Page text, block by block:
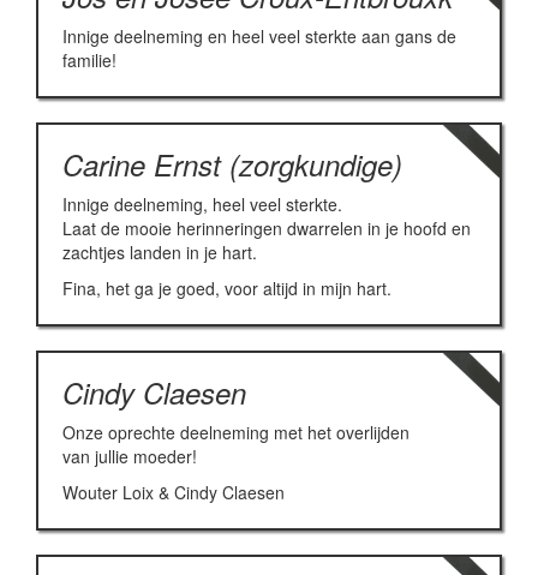
Innige deelneming en heel veel sterkte aan gans de
familie!
Carine Ernst (zorgkundige)
Innige deelneming, heel veel sterkte.
Laat de mooie herinneringen dwarrelen in je hoofd en
zachtjes landen in je hart.
Fina, het ga je goed, voor altijd in mijn hart.
Cindy Claesen
Onze oprechte deelneming met het overlijden
van jullie moeder!
Wouter Loix & Cindy Claesen